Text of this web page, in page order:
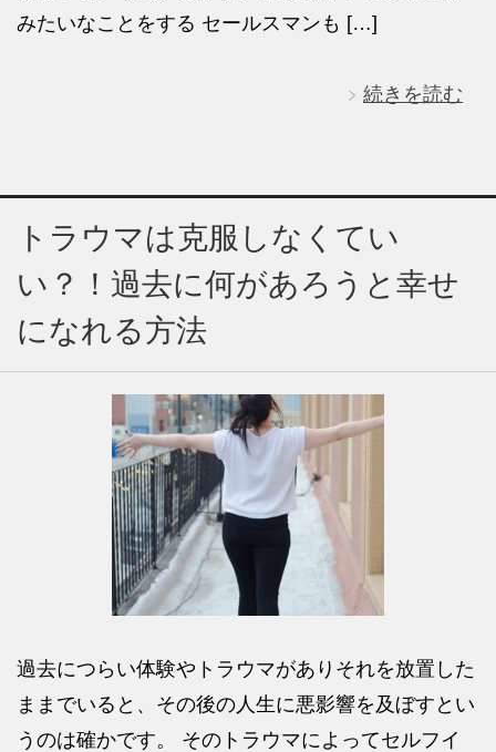
みたいなことをする セールスマンも […]
続きを読む
トラウマは克服しなくてい
い？！過去に何があろうと幸せ
になれる方法
過去につらい体験やトラウマがありそれを放置した
ままでいると、その後の人生に悪影響を及ぼすとい
うのは確かです。 そのトラウマによってセルフイ